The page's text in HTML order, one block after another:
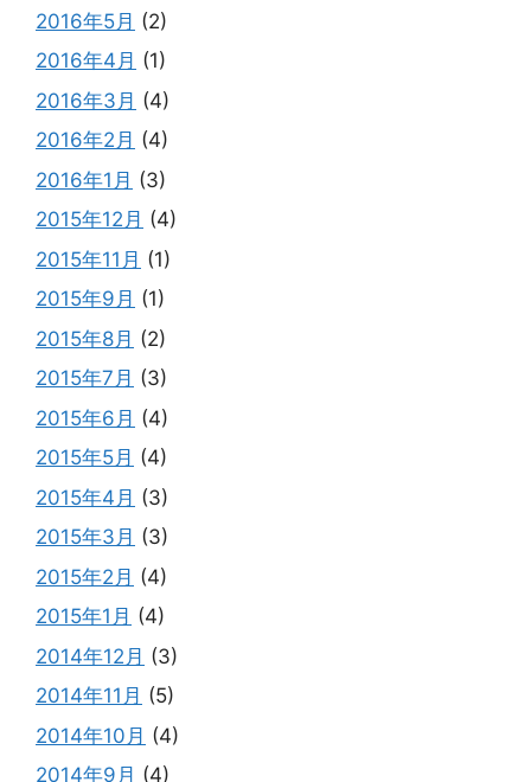
2016年5月 (2)
2016年4月 (1)
2016年3月 (4)
2016年2月 (4)
2016年1月 (3)
2015年12月 (4)
2015年11月 (1)
2015年9月 (1)
2015年8月 (2)
2015年7月 (3)
2015年6月 (4)
2015年5月 (4)
2015年4月 (3)
2015年3月 (3)
2015年2月 (4)
2015年1月 (4)
2014年12月 (3)
2014年11月 (5)
2014年10月 (4)
2014年9月 (4)